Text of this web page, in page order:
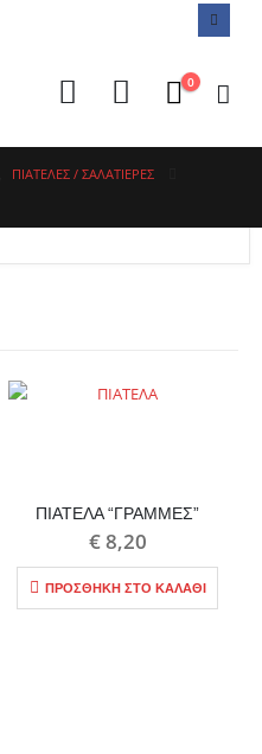
0
ΠΙΑΤΈΛΕΣ / ΣΑΛΑΤΙΈΡΕΣ
ΠΙΑΤΕΛΑ “ΓΡΑΜΜΕΣ”
€8,20
ΠΡΟΣΘΉΚΗ ΣΤΟ ΚΑΛΆΘΙ